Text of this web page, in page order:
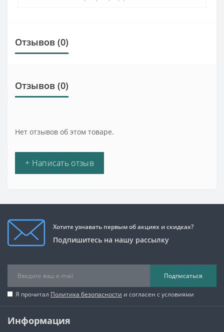
Отзывов (0)
Отзывов (0)
Нет отзывов об этом товаре.
+ Написать отзыв
Хотите узнавать первым об акциях и скидках?
Подпишитесь на нашу рассылку
Подписаться
Я прочитал Политика безопасности и согласен с условиями
Информация